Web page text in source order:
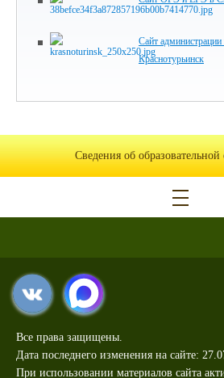
Сайт администрации
Краснотурьинск
Сведения об
Все права защищены.
Дата последнего изменения на сайте:
При использовании материалов сайта